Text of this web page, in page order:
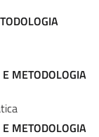
METODOLOGIA
METODOLOGIA